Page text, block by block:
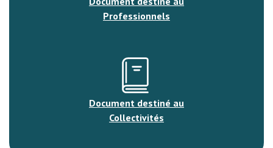
Professionnels
Document destiné au
Collectivités